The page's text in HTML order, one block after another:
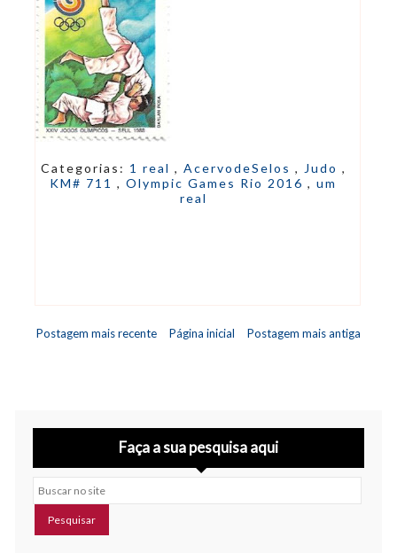
Categorias: 1 real , AcervodeSelos , Judo ,
KM# 711 , Olympic Games Rio 2016 , um
real
Postagem mais recente Postagem mais antiga
Página inicial
Faça a sua pesquisa aqui
Buscar no site